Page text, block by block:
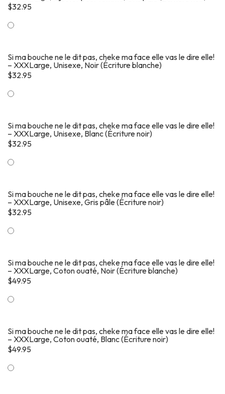
$32.95
Si ma bouche ne le dit pas, cheke ma face elle vas le dire elle!
– XXXLarge, Unisexe, Noir (Écriture blanche)
$32.95
Si ma bouche ne le dit pas, cheke ma face elle vas le dire elle!
– XXXLarge, Unisexe, Blanc (Écriture noir)
$32.95
Si ma bouche ne le dit pas, cheke ma face elle vas le dire elle!
– XXXLarge, Unisexe, Gris pâle (Écriture noir)
$32.95
Si ma bouche ne le dit pas, cheke ma face elle vas le dire elle!
– XXXLarge, Coton ouaté, Noir (Écriture blanche)
$49.95
Si ma bouche ne le dit pas, cheke ma face elle vas le dire elle!
– XXXLarge, Coton ouaté, Blanc (Écriture noir)
$49.95